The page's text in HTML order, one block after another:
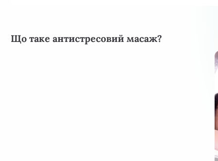
Що таке антистресовий масаж?